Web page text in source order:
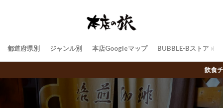
都道府県別 ジャンル別 本店Googleマップ BUBBLE-Bストア
飲食チェーン店トラベラーBUBBLE-Bによる日本中のご当